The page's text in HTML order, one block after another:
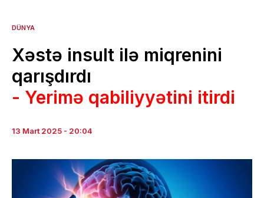
DÜNYA
Xəstə insult ilə miqrenini
qarışdırdı
- Yerimə qabiliyyətini itirdi
13 Mart 2025 - 20:04